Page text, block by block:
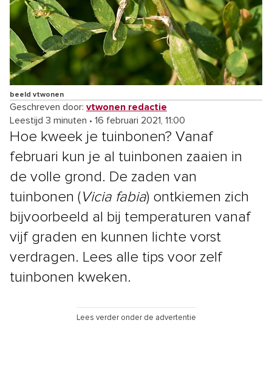
beeld vtwonen
Geschreven door: vtwonen redactie
Leestijd 3 minuten • 16 februari 2021, 11:00
Hoe kweek je tuinbonen? Vanaf
februari kun je al tuinbonen zaaien in
de volle grond. De zaden van
tuinbonen (Vicia fabia) ontkiemen zich
bijvoorbeeld al bij temperaturen vanaf
vijf graden en kunnen lichte vorst
verdragen. Lees alle tips voor zelf
tuinbonen kweken.
Lees verder onder de advertentie